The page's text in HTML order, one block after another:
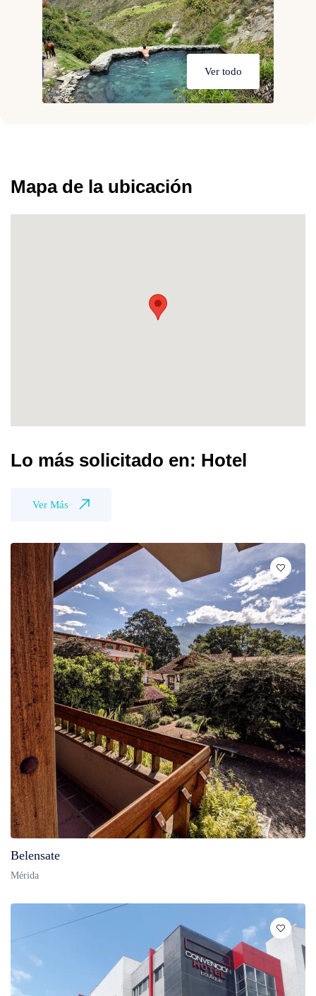
Ver todo
Mapa de la ubicación
Lo más solicitado en: Hotel
Ver Más
Belensate
Mérida